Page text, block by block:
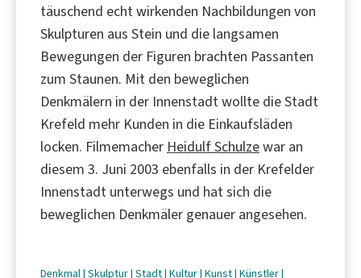
täuschend echt wirkenden Nachbildungen von
Skulpturen aus Stein und die langsamen
Bewegungen der Figuren brachten Passanten
zum Staunen. Mit den beweglichen
Denkmälern in der Innenstadt wollte die Stadt
Krefeld mehr Kunden in die Einkaufsläden
locken. Filmemacher Heidulf Schulzewar an
diesem 3. Juni 2003 ebenfalls in der Krefelder
Innenstadt unterwegs und hat sich die
beweglichen Denkmäler genauer angesehen.
Denkmal| Skulptur| Stadt| Kultur| Kunst| Künstler|